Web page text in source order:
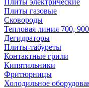
Плиты электрические
Плиты газовые
Сковороды
Тепловая линия 700, 900
Дегидраторы
Плиты-табуреты
Контактные грили
Кипятильники
Фритюрницы
Холодильное